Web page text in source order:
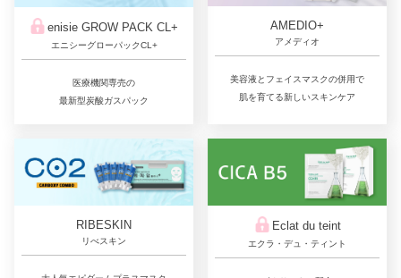
enisie GROW PACK CL+
エニシーグローパックCL+
医療機関専売の
最新型炭酸ガスパック
AMEDIO+
アメディオ
美容液とフェイスマスクの併用で
肌を育てる新しいスキンケア
RIBESKIN
リべスキン
Eclat du teint
エクラ・デュ・ティント